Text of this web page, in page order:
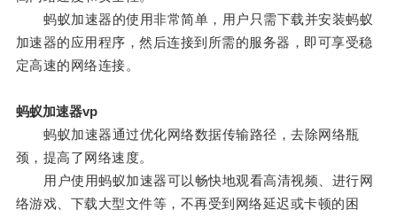
蚂蚁加速器的使用非常简单，用户只需下载并安装蚂蚁
加速器的应用程序，然后连接到所需的服务器，即可享受稳
定高速的网络连接。
蚂蚁加速器vp
蚂蚁加速器通过优化网络数据传输路径，去除网络瓶
颈，提高了网络速度。
用户使用蚂蚁加速器可以畅快地观看高清视频、进行网
络游戏、下载大型文件等，不再受到网络延迟或卡顿的困